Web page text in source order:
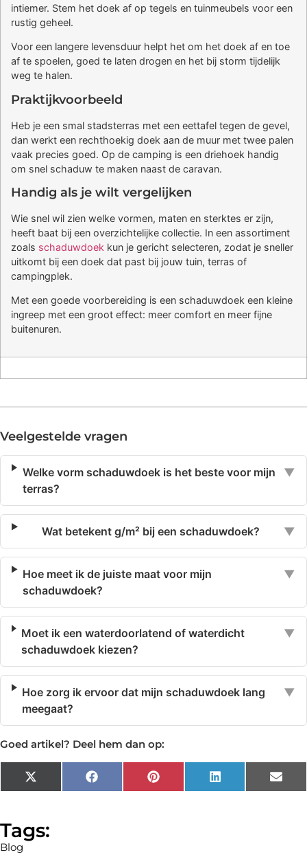
intiemer. Stem het doek af op tegels en tuinmeubels voor een
rustig geheel.
Voor een langere levensduur helpt het om het doek af en toe
af te spoelen, goed te laten drogen en het bij storm tijdelijk
weg te halen.
Praktijkvoorbeeld
Heb je een smal stadsterras met een eettafel tegen de gevel,
dan werkt een rechthoekig doek aan de muur met twee palen
vaak precies goed. Op de camping is een driehoek handig
om snel schaduw te maken naast de caravan.
Handig als je wilt vergelijken
Wie snel wil zien welke vormen, maten en sterktes er zijn,
heeft baat bij een overzichtelijke collectie. In een assortiment
zoals schaduwdoek kun je gericht selecteren, zodat je sneller
uitkomt bij een doek dat past bij jouw tuin, terras of
campingplek.
Met een goede voorbereiding is een schaduwdoek een kleine
ingreep met een groot effect: meer comfort en meer fijne
buitenuren.
Veelgestelde vragen
Welke vorm schaduwdoek is het beste voor mijn
terras?
▼
Wat betekent g/m² bij een schaduwdoek? ▼
Hoe meet ik de juiste maat voor mijn
schaduwdoek?
▼
Moet ik een waterdoorlatend of waterdicht
schaduwdoek kiezen?
▼
Hoe zorg ik ervoor dat mijn schaduwdoek lang
meegaat?
▼
Goed artikel? Deel hem dan op:
X
(Twitter)
Facebook Pinterest LinkedIn
Tags:
Blog